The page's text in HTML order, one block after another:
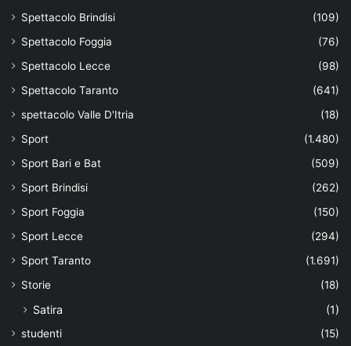
Spettacolo Brindisi
(109)
Spettacolo Foggia
(76)
Spettacolo Lecce
(98)
Spettacolo Taranto
(641)
spettacolo Valle D'Itria
(18)
Sport
(1.480)
Sport Bari e Bat
(509)
Sport Brindisi
(262)
Sport Foggia
(150)
Sport Lecce
(294)
Sport Taranto
(1.691)
Storie
(18)
Satira (1)
studenti
(15)